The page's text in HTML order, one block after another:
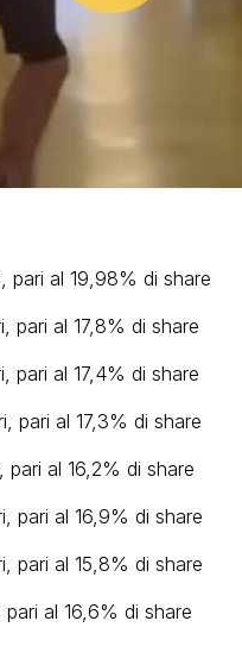
pari al 19,98% di share
pari al 17,8% di share
pari al 17,4% di share
pari al 17,3% di share
al 16,2% di share
pari al 16,9% di share
pari al 15,8% di share
al 16,6% di share